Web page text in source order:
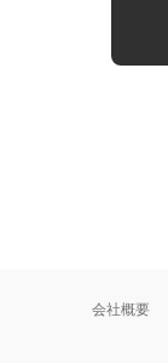
会社概要